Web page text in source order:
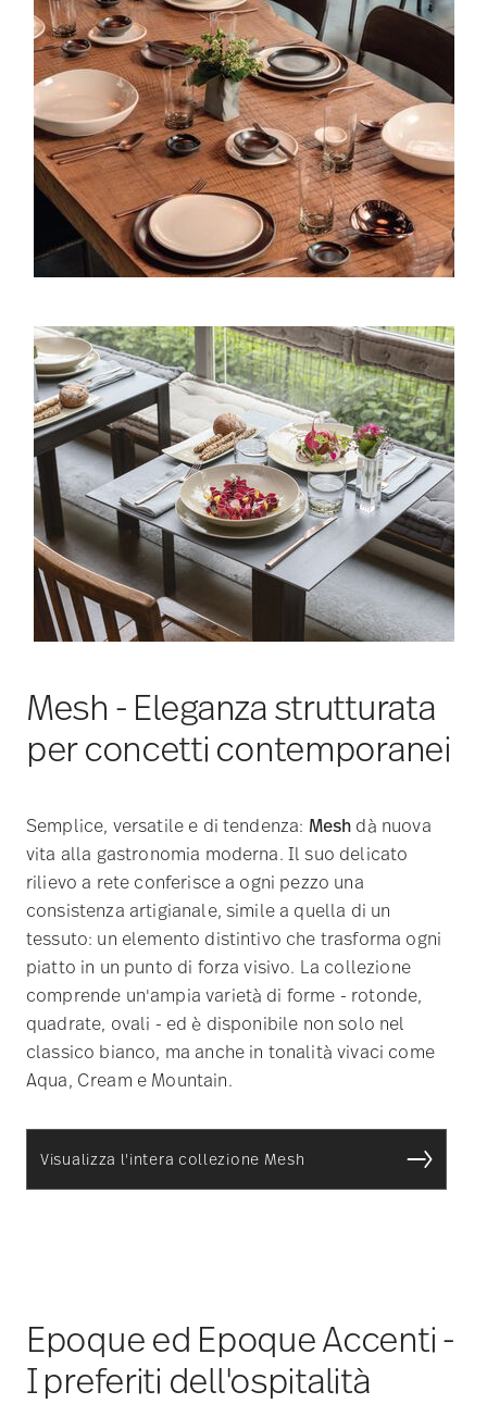
Mesh - Eleganza strutturata
per concetti contemporanei
Semplice, versatile e di tendenza: Mesh dà nuova
vita alla gastronomia moderna. Il suo delicato
rilievo a rete conferisce a ogni pezzo una
consistenza artigianale, simile a quella di un
tessuto: un elemento distintivo che trasforma ogni
piatto in un punto di forza visivo. La collezione
comprende un'ampia varietà di forme - rotonde,
quadrate, ovali - ed è disponibile non solo nel
classico bianco, ma anche in tonalità vivaci come
Aqua, Cream e Mountain.
Visualizza l'intera collezione Mesh
Epoque ed Epoque Accenti -
I preferiti dell'ospitalità